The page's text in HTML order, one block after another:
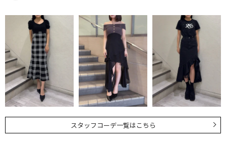
スタッフコーデ一覧はこちら